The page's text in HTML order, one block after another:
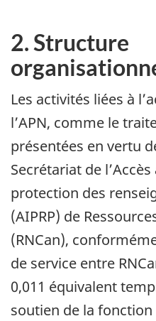
2. Structure
Les activités liées à
l’APN, comme le
présentées en vertu
Secrétariat de
protection des
(AIPRP) de
(RNCan),
de service entre
0,011 équivalent
soutien de la fonction